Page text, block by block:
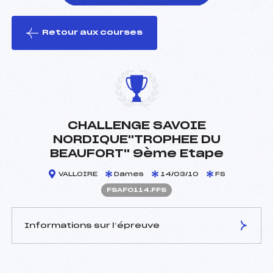
le ski
Retour aux courses
CHALLENGE SAVOIE
NORDIQUE"TROPHEE DU
BEAUFORT" 9ème Etape
VALLOIRE Dames 14/03/10 FS
FSAF0114.FFS
Informations sur l’épreuve